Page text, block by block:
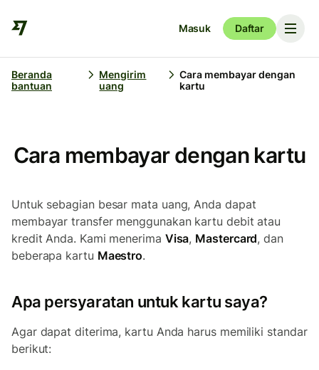
Masuk Daftar
Beranda
bantuan
Mengirim
uang
Cara membayar dengan
kartu
Cara membayar dengan kartu
Untuk sebagian besar mata uang, Anda dapat
membayar transfer menggunakan kartu debit atau
kredit Anda. Kami menerima Visa, Mastercard, dan
beberapa kartu Maestro.
Apa persyaratan untuk kartu saya?
Agar dapat diterima, kartu Anda harus memiliki standar
berikut: